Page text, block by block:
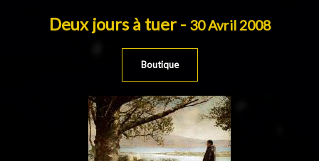
Deux jours à tuer - 30 Avril 2008
Boutique